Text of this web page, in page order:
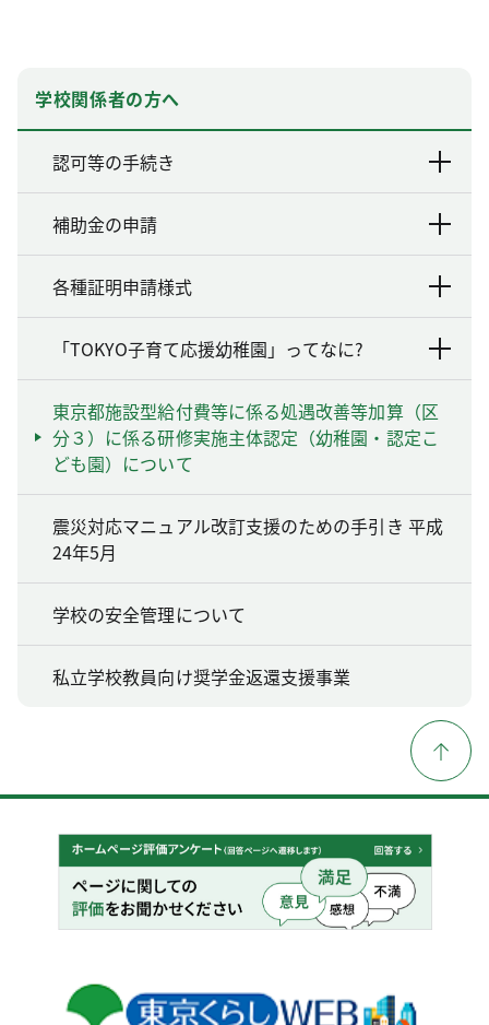
学校関係者の方へ
認可等の手続き
補助金の申請
各種証明申請様式
「TOKYO子育て応援幼稚園」ってなに?
東京都施設型給付費等に係る処遇改善等加算（区
分３）に係る研修実施主体認定（幼稚園・認定こ
ども園）について
震災対応マニュアル改訂支援のための手引き 平成
24年5月
学校の安全管理について
私立学校教員向け奨学金返還支援事業